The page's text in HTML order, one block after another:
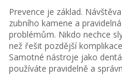
Prevence je základ.
zubního kamene a
problémům. Nikdo nechce
než řešit pozdější
Samotné nástroje jako
používáte pravidelně a